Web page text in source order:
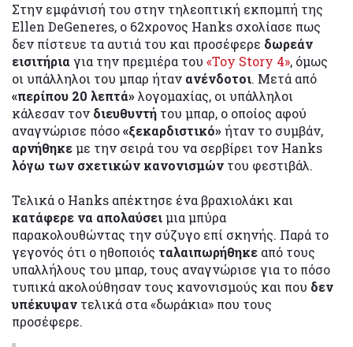
Στην εμφάνισή του στην τηλεοπτική εκπομπή της
Ellen DeGeneres, ο 62χρονος Hanks σχολίασε πως
δεν πίστευε τα αυτιά του και προσέφερε δωρεάν
εισιτήριαγια την πρεμιέρα του «Toy Story 4», όμως
οι υπάλληλοι του μπαρ ήταν ανένδοτοι. Μετά από
«περίπου 20 λεπτά»λογομαχίας, οι υπάλληλοι
κάλεσαν τον διευθυντή του μπαρ, ο οποίος αφού
αναγνώρισε πόσο«ξεκαρδιστικό»ήταν το συμβάν,
αρνήθηκεμε την σειρά του να σερβίρει τον Hanks
λόγω των σχετικών κανονισμών του φεστιβάλ.
Τελικά ο Hanks απέκτησε ένα βραχιολάκι και
κατάφερε να απολαύσειμια μπύρα
παρακολουθώντας την σύζυγο επί σκηνής. Παρά το
γεγονός ότι ο ηθοποιός ταλαιπωρήθηκε από τους
υπαλλήλους του μπαρ, τους αναγνώρισε για το πόσο
τυπικά ακολούθησαν τους κανονισμούς και που δεν
υπέκυψαν τελικά στα «δωράκια» που τους
προσέφερε.